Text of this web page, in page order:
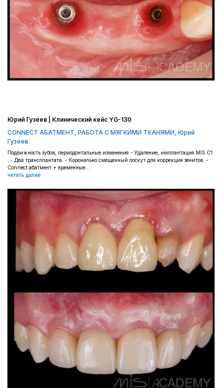
Юрий Гузеев | Клинический кейс YG-130
CONNECT АБАТМЕНТ, РАБОТА С МЯГКИМИ ТКАНЯМИ, Юрий
Гузеев
Подвижность зубов, периодонтальные изменения - Удаление, имплантация MIS C1
. - Два трансплантата. - Коронально смещенный лоскут для коррекция зенитов. -
Connect абатмент + временные...
читать далее